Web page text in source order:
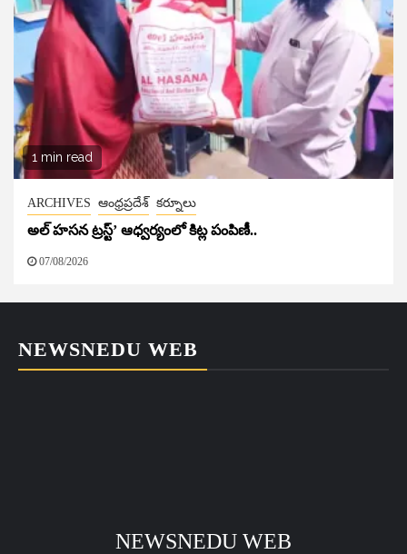
1 min read
ARCHIVES ఆంధ్రప్రదేశ్ కర్నూలు
అల్ హసన ట్రస్ట్’ ఆధ్వర్యంలో కిట్ల పంపిణీ..
07/08/2026
NEWSNEDU WEB
NEWSNEDU WEB